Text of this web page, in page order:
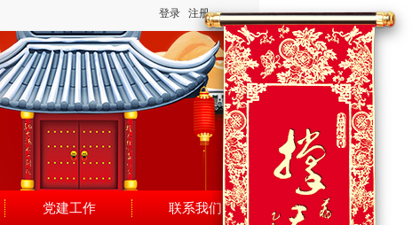
党建工作 联系我们
登录 注册